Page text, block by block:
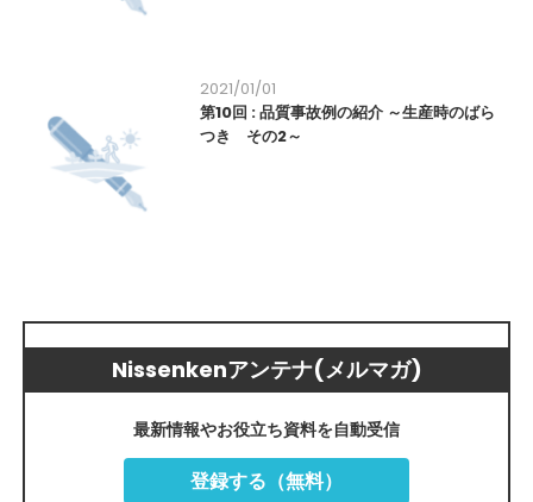
2021/01/01
第10回 : 品質事故例の紹介 ～生産時のばら
つき その2～
Nissenkenアンテナ(メルマガ)
最新情報やお役立ち資料を自動受信
登録する（無料）